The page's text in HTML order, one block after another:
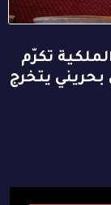
تكرّم
يتخرج